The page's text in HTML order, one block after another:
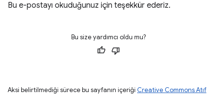
Bu e-postayı okuduğunuz için teşekkür ederiz.
Bu size yardımcı oldu mu?
Aksi belirtilmediği sürece bu sayfanın içeriği Creative Commons Atıf